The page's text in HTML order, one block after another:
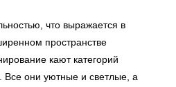
что выражается в
пространстве
кают категорий
они уютные и светлые, а